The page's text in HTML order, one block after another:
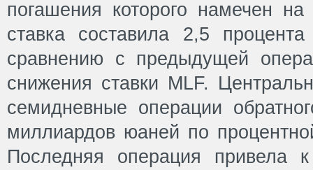
погашения которого намечен
ставка составила 2,5
сравнению с предыдущей
снижения ставки MLF.
семидневные операции
миллиардов юаней по
Последняя операция привела